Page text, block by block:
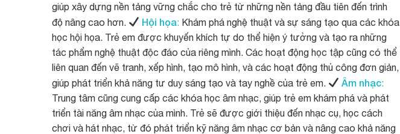
giúp xây dựng nền tảng vững chắc cho trẻ từ những nền tảng đầu tiên đến trình
độ nâng cao hơn.
Hội họa:Khám phá nghệ thuật và sự sáng tạo qua các khóa
học hội họa. Trẻ em được khuyến khích tự do thể hiện ý tưởng và tạo ra những
tác phẩm nghệ thuật độc đáo của riêng mình. Các hoạt động học tập cũng có thể
liên quan đến vẽ tranh, xếp hình, tạo mô hình, và các hoạt động thủ công đơn giản,
giúp phát triển khả năng tư duy sáng tạo và tay nghề của trẻ em.
Âm nhạc:
Trung tâm cũng cung cấp các khóa học âm nhạc, giúp trẻ em khám phá và phát
triển tài năng âm nhạc của mình. Trẻ sẽ được giới thiệu đến nhạc cụ, học cách
chơi và hát nhạc, từ đó phát triển kỹ năng âm nhạc cơ bản và nâng cao khả năng